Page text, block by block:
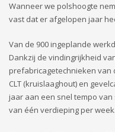
Wanneer we polshoogte
vast dat er afgelopen jaar
Van de 900 ingeplande
Dankzij de vindingrijkheid
prefabricagetechnieken van
CLT (kruislaaghout) en
jaar aan een snel tempo
van één verdieping per week.